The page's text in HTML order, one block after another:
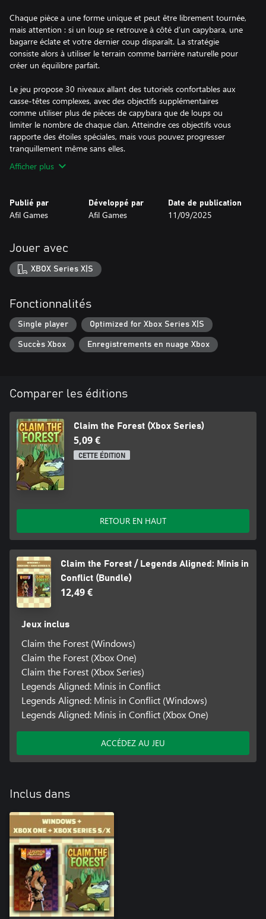
Chaque pièce a une forme unique et peut être librement tournée,
mais attention : si un loup se retrouve à côté d’un capybara, une
bagarre éclate et votre dernier coup disparaît. La stratégie
consiste alors à utiliser le terrain comme barrière naturelle pour
créer un équilibre parfait.
Le jeu propose 30 niveaux allant des tutoriels confortables aux
casse-têtes complexes, avec des objectifs supplémentaires
comme utiliser plus de pièces de capybara que de loups ou
limiter le nombre de chaque clan. Atteindre ces objectifs vous
rapporte des étoiles spéciales, mais vous pouvez progresser
tranquillement même sans elles.
Afficher plus
Publié par
Afil Games
Développé par
Afil Games
Date de publication
11/09/2025
Jouer avec
XBOX Series X|S
Fonctionnalités
Single player Optimized for Xbox Series X|S
Succès Xbox Enregistrements en nuage Xbox
Comparer les éditions
Claim the Forest (Xbox Series)
5,09 €
CETTE ÉDITION
RETOUR EN HAUT
Claim the Forest / Legends Aligned: Minis in
Conflict (Bundle)
12,49 €
Jeux inclus
Claim the Forest (Windows)
Claim the Forest (Xbox One)
Claim the Forest (Xbox Series)
Legends Aligned: Minis in Conflict
Legends Aligned: Minis in Conflict (Windows)
Legends Aligned: Minis in Conflict (Xbox One)
ACCÉDEZ AU JEU
Inclus dans